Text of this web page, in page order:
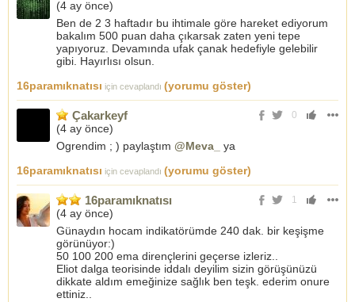
(4 ay önce)
Ben de 2 3 haftadır bu ihtimale göre hareket ediyorum
bakalım 500 puan daha çıkarsak zaten yeni tepe
yapıyoruz. Devamında ufak çanak hedefiyle gelebilir
gibi. Hayırlısı olsun.
16paramıknatısı için cevaplandı (yorumu göster)
0
Çakarkeyf
(4 ay önce)
Ogrendim ; ) paylaştım @Meva_
ya
16paramıknatısı için cevaplandı (yorumu göster)
1
16paramıknatısı
(4 ay önce)
Günaydın hocam indikatörümde 240 dak. bir keşişme
görünüyor:)
50 100 200 ema dirençlerini geçerse izleriz..
Eliot dalga teorisinde iddalı deyilim sizin görüşünüzü
dikkate aldım emeğinize sağlık ben teşk. ederim onure
ettiniz..